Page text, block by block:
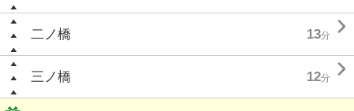
二ノ橋 13分 
三ノ橋 12分 